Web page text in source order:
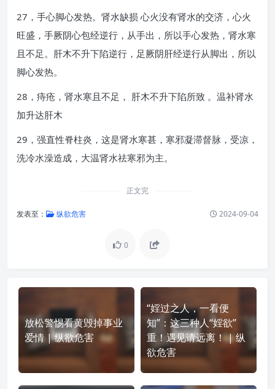
27，手心脚心发热。肾水缺损 心火没有肾水的交济，心火
旺盛，手厥阴心包经逆行，从手出，所以手心发热，肾水寒
且不足。肝木不升下陷逆行，足厥阴肝经逆行从脚出，所以
脚心发热。
28，痔疮，肾水寒且不足， 肝木不升下陷所致 。温补肾水
加升达肝木
29，强直性脊柱炎，这是肾水寒甚，寒邪凝滞督脉，受凉，
洗冷水澡造成，大温肾水祛寒邪为主。
正文完
发表至： 纵欲危害 2024-09-04
0
放松警惕看黄毁掉事业
爱情 | 纵欲危害
“婬过之人，一看便
知”：这三种人“婬欲”
重！遇见请远离！ | 纵
欲危害